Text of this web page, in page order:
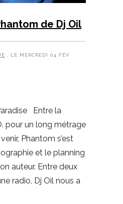
de Dj Oil
, LE MERCREDI 04 FÉV
Entre la
pour un long métrage
Phantom s’est
et le planning
auteur. Entre deux
radio, Dj Oil nous a